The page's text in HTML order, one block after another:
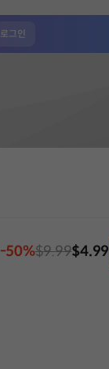
로그인
-50%$9.99$4.99